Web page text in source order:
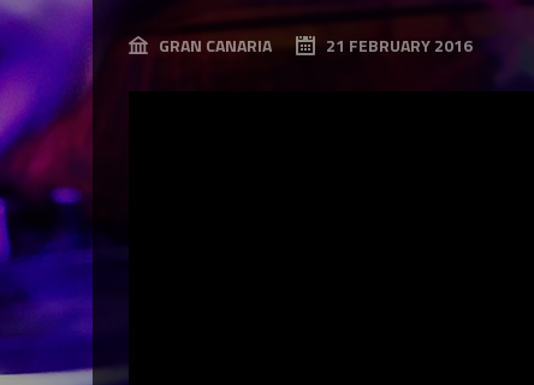
GRAN CANARIA 21 FEBRUARY 2016